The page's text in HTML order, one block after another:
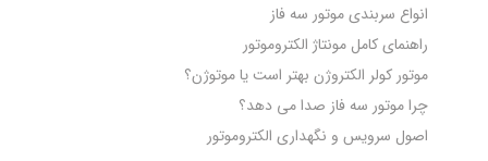
انواع سربندی موتور سه فاز
راهنمای کامل مونتاژ الکتروموتور
موتور کولر الکتروژن بهتر است یا موتوژن؟
چرا موتور سه فاز صدا می‌ دهد؟
اصول سرویس و نگهداری الکتروموتور